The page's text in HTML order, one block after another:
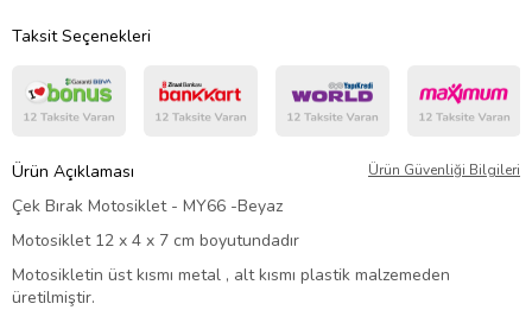
Taksit Seçenekleri
Ürün Açıklaması Ürün Güvenliği Bilgileri
Çek Bırak Motosiklet - MY66 -Beyaz
Motosiklet 12 x 4 x 7 cm boyutundadır
Motosikletin üst kısmı metal , alt kısmı plastik malzemeden
üretilmiştir.